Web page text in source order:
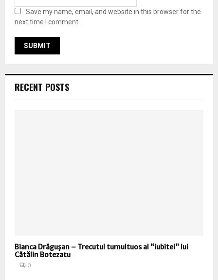
Save my name, email, and website in this browser for the
next time I comment.
RECENT POSTS
Bianca Drăguşan – Trecutul tumultuos al “iubitei” lui
Cătălin Botezatu
0